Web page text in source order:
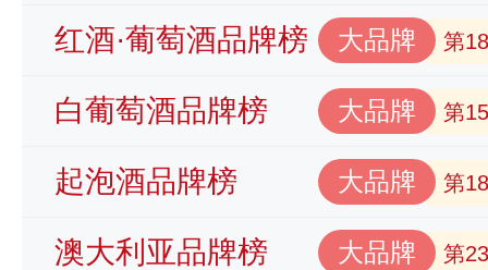
红酒·葡萄酒品牌榜 大品牌 第
白葡萄酒品牌榜 大品牌 第
起泡酒品牌榜 大品牌 第
澳大利亚品牌榜 大品牌 第